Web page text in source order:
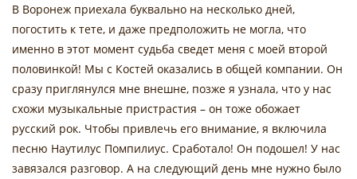
В Воронеж приехала буквально на несколько дней,
погостить к тете, и даже предположить не могла, что
именно в этот момент судьба сведет меня с моей второй
половинкой! Мы с Костей оказались в общей компании. Он
сразу приглянулся мне внешне, позже я узнала, что у нас
схожи музыкальные пристрастия – он тоже обожает
русский рок. Чтобы привлечь его внимание, я включила
песню Наутилус Помпилиус. Сработало! Он подошел! У нас
завязался разговор. А на следующий день мне нужно было